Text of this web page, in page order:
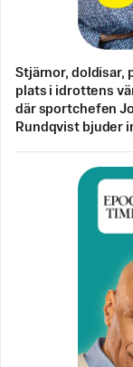
Stjärnor, doldisar,
plats i idrottens
där sportchefen
Rundqvist bjuder